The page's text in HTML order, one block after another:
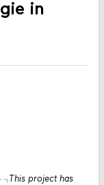
in
This project has